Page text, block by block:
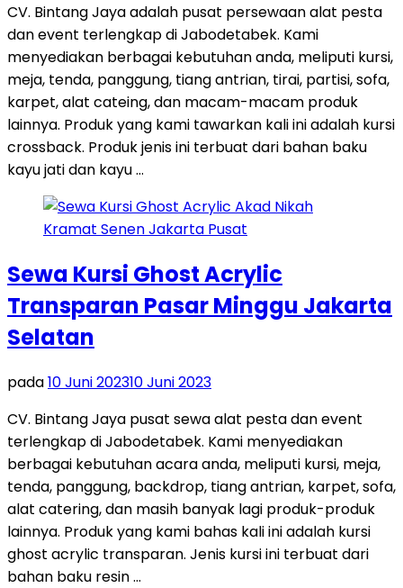
CV. Bintang Jaya adalah pusat persewaan alat pesta
dan event terlengkap di Jabodetabek. Kami
menyediakan berbagai kebutuhan anda, meliputi kursi,
meja, tenda, panggung, tiang antrian, tirai, partisi, sofa,
karpet, alat cateing, dan macam-macam produk
lainnya. Produk yang kami tawarkan kali ini adalah kursi
crossback. Produk jenis ini terbuat dari bahan baku
kayu jati dan kayu …
Sewa Kursi Ghost Acrylic
Transparan Pasar Minggu Jakarta
Selatan
pada10 Juni 202310 Juni 2023
CV. Bintang Jaya pusat sewa alat pesta dan event
terlengkap di Jabodetabek. Kami menyediakan
berbagai kebutuhan acara anda, meliputi kursi, meja,
tenda, panggung, backdrop, tiang antrian, karpet, sofa,
alat catering, dan masih banyak lagi produk-produk
lainnya. Produk yang kami bahas kali ini adalah kursi
ghost acrylic transparan. Jenis kursi ini terbuat dari
bahan baku resin …